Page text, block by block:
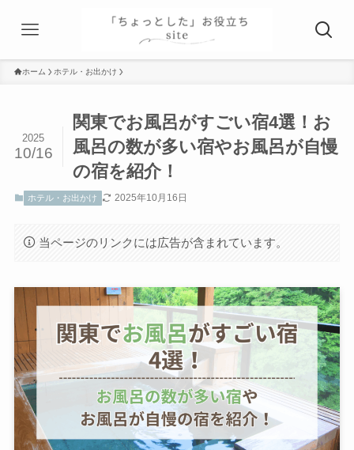
ホーム ホテル・お出かけ
関東でお風呂がすごい宿4選！お
風呂の数が多い宿やお風呂が自慢
の宿を紹介！
2025
10/16
ホテル・お出かけ 2025年10月16日
当ページのリンクには広告が含まれています。